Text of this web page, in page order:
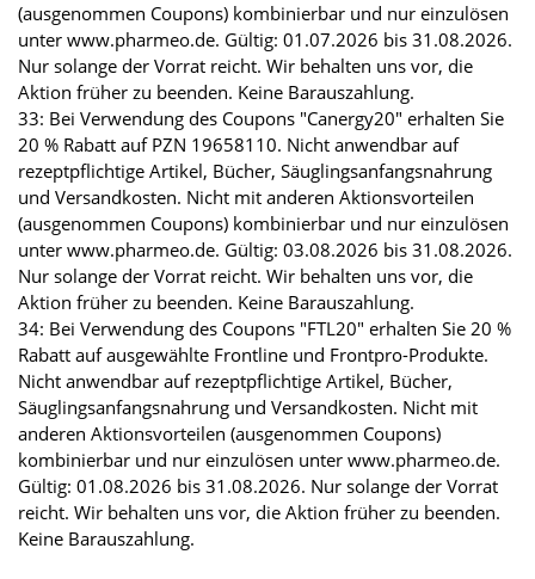
(ausgenommen Coupons) kombinierbar und nur einzulösen
unter www.pharmeo.de. Gültig: 01.07.2026 bis 31.08.2026.
Nur solange der Vorrat reicht. Wir behalten uns vor, die
Aktion früher zu beenden. Keine Barauszahlung.
33: Bei Verwendung des Coupons "Canergy20" erhalten Sie
20 % Rabatt auf PZN 19658110. Nicht anwendbar auf
rezeptpflichtige Artikel, Bücher, Säuglingsanfangsnahrung
und Versandkosten. Nicht mit anderen Aktionsvorteilen
(ausgenommen Coupons) kombinierbar und nur einzulösen
unter www.pharmeo.de. Gültig: 03.08.2026 bis 31.08.2026.
Nur solange der Vorrat reicht. Wir behalten uns vor, die
Aktion früher zu beenden. Keine Barauszahlung.
34: Bei Verwendung des Coupons "FTL20" erhalten Sie 20 %
Rabatt auf ausgewählte Frontline und Frontpro-Produkte.
Nicht anwendbar auf rezeptpflichtige Artikel, Bücher,
Säuglingsanfangsnahrung und Versandkosten. Nicht mit
anderen Aktionsvorteilen (ausgenommen Coupons)
kombinierbar und nur einzulösen unter www.pharmeo.de.
Gültig: 01.08.2026 bis 31.08.2026. Nur solange der Vorrat
reicht. Wir behalten uns vor, die Aktion früher zu beenden.
Keine Barauszahlung.